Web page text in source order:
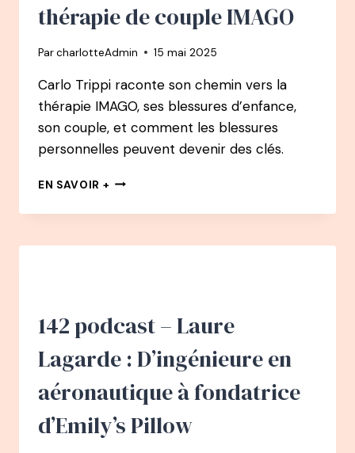
thérapie de couple IMAGO
ParcharlotteAdmin 15 mai 2025
Carlo Trippi raconte son chemin vers la
thérapie IMAGO, ses blessures d’enfance,
son couple, et comment les blessures
personnelles peuvent devenir des clés.
EN SAVOIR + 143
–
TRIPPI
UNE
IMPRIMERIE
À
DE
LA
THÉRAPIE
142 podcast – Laure
Lagarde : D’ingénieure en
aéronautique à fondatrice
d’Emily’s Pillow